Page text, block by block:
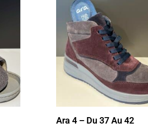
Ces
Ara 4 – Du 37 Au 42